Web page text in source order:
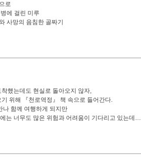
로
에 걸린 미루
사망의 음침한 골짜기
했는데도 현실로 돌아오지 않자,
위해 『천로역정』 책 속으로 들어간다.
나 함께 여행하게 되지만
는 너무도 많은 위험과 어려움이 기다리고 있는데…